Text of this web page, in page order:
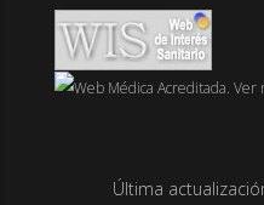
Última